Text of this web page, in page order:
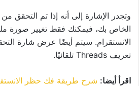
الخاص بك، فيمكنك فقط تغيير صورة
الانستقرام. سيتم أيضًا عرض شارة
تعريف Threads تلقائيًا.
اقرأ أيضا: شرح طريقة فك حظر الانستقرام